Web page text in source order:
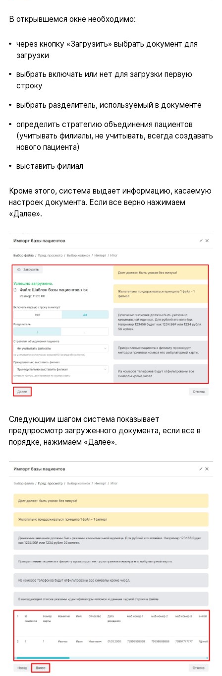
В открывшемся окне необходимо:
через кнопку «Загрузить» выбрать документ для
загрузки
выбрать включать или нет для загрузки первую
строку
выбрать разделитель, используемый в документе
определить стратегию объединения пациентов
(учитывать филиалы, не учитывать, всегда создавать
нового пациента)
выставить филиал
Кроме этого, система выдает информацию, касаемую
настроек документа. Если все верно нажимаем
«Далее».
Следующим шагом система показывает
предпросмотр загруженного документа, если все в
порядке, нажимаем «Далее».